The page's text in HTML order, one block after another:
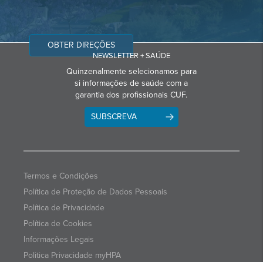
OBTER DIREÇÕES
NEWSLETTER + SAÚDE
Quinzenalmente selecionamos para
si informações de saúde com a
garantia dos profissionais CUF.
SUBSCREVA
Termos e Condições
Política de Proteção de Dados Pessoais
Política de Privacidade
Política de Cookies
Informações Legais
Politica Privacidade myHPA